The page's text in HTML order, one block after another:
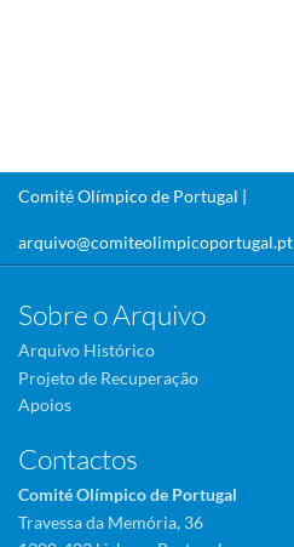
Comité Olímpico de Portugal |
arquivo@comiteolimpicoportugal.pt
Sobre o Arquivo
Arquivo Histórico
Projeto de Recuperação
Apoios
Contactos
Comité Olímpico de Portugal
Travessa da Memória, 36